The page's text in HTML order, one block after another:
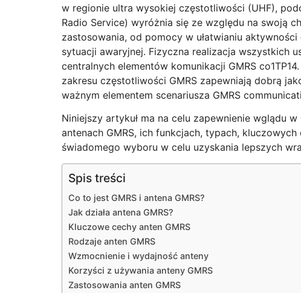
w regionie ultra wysokiej częstotliwości (UHF),
Radio Service) wyróżnia się ze względu na swoją
zastosowania, od pomocy w ułatwianiu
sytuacji awaryjnej. Fizyczna realizacja wszystkich
centralnych elementów komunikacji GMRS
zakresu częstotliwości GMRS zapewniają dobrą
ważnym elementem scenariusza GMRS
Niniejszy artykuł ma na celu zapewnienie wglądu
antenach GMRS, ich funkcjach, typach,
świadomego wyboru w celu uzyskania lepszych
Spis treści
Co to jest GMRS i antena GMRS?
Jak działa antena GMRS?
Kluczowe cechy anten GMRS
Rodzaje anten GMRS
Wzmocnienie i wydajność anteny
Korzyści z używania anteny GMRS
Zastosowania anten GMRS